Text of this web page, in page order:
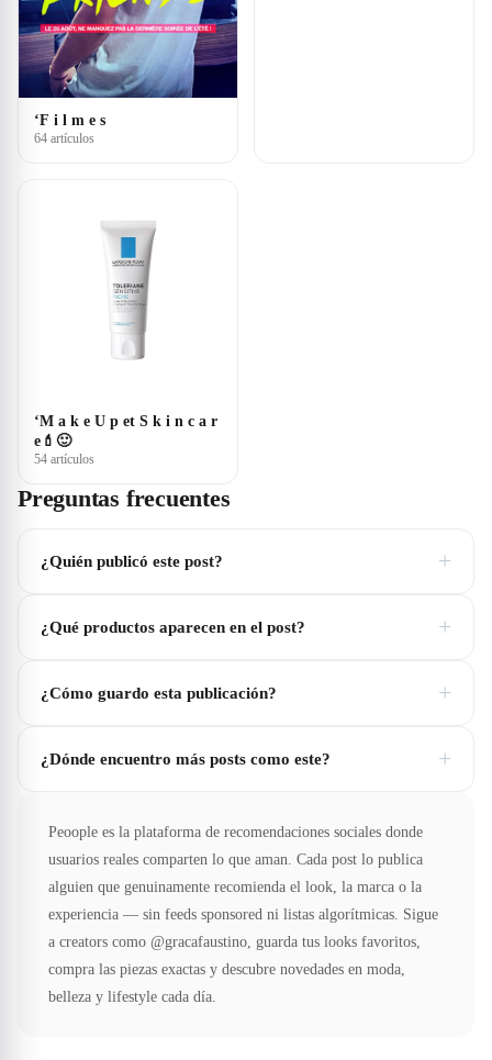
‘F i l m e s
64 artículos
‘M a k e U p et S k i n c a r
e💄🙂
54 artículos
Preguntas frecuentes
¿Quién publicó este post? +
¿Qué productos aparecen en el post? +
¿Cómo guardo esta publicación? +
¿Dónde encuentro más posts como este? +
Peoople es la plataforma de recomendaciones sociales donde
usuarios reales comparten lo que aman. Cada post lo publica
alguien que genuinamente recomienda el look, la marca o la
experiencia — sin feeds sponsored ni listas algorítmicas. Sigue
a creators como @gracafaustino, guarda tus looks favoritos,
compra las piezas exactas y descubre novedades en moda,
belleza y lifestyle cada día.